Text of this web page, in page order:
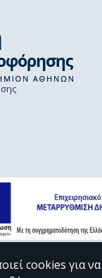
cookies για